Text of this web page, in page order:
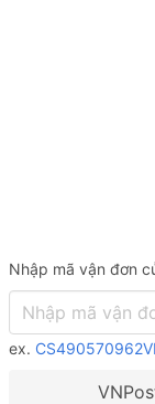
Nhập mã vận đơn
ex.